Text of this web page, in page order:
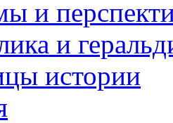
и
и
истории